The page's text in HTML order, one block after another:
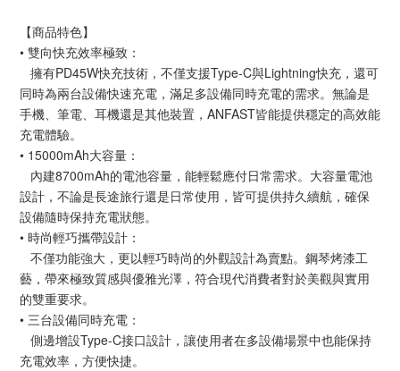
【商品特色】
• 雙向快充效率極致：
擁有PD45W快充技術，不僅支援Type-C與Lightning快充，還可
同時為兩台設備快速充電，滿足多設備同時充電的需求。無論是
手機、筆電、耳機還是其他裝置，ANFAST皆能提供穩定的高效能
充電體驗。
• 15000mAh大容量：
內建8700mAh的電池容量，能輕鬆應付日常需求。大容量電池
設計，不論是長途旅行還是日常使用，皆可提供持久續航，確保
設備隨時保持充電狀態。
• 時尚輕巧攜帶設計：
不僅功能強大，更以輕巧時尚的外觀設計為賣點。鋼琴烤漆工
藝，帶來極致質感與優雅光澤，符合現代消費者對於美觀與實用
的雙重要求。
• 三台設備同時充電：
側邊增設Type-C接口設計，讓使用者在多設備場景中也能保持
充電效率，方便快捷。